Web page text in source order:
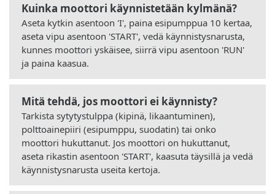
Kuinka moottori käynnistetään kylmänä?
Aseta kytkin asentoon 'I', paina esipumppua 10 kertaa,
aseta vipu asentoon 'START', vedä käynnistysnarusta,
kunnes moottori yskäisee, siirrä vipu asentoon 'RUN'
ja paina kaasua.
Mitä tehdä, jos moottori ei käynnisty?
Tarkista sytytystulppa (kipinä, likaantuminen),
polttoainepiiri (esipumppu, suodatin) tai onko
moottori hukuttanut. Jos moottori on hukuttanut,
aseta rikastin asentoon 'START', kaasuta täysillä ja vedä
käynnistysnarusta useita kertoja.